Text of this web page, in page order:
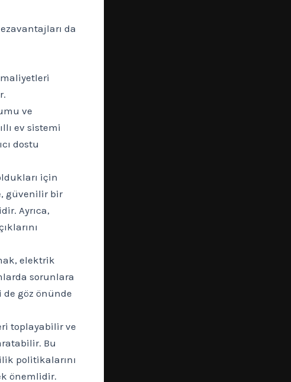
da
ve
ev sistemi
dostu
için
güvenilir bir
Ayrıca,
elektrik
sorunlara
göz önünde
toplayabilir ve
Bu
politikalarını
önemlidir.